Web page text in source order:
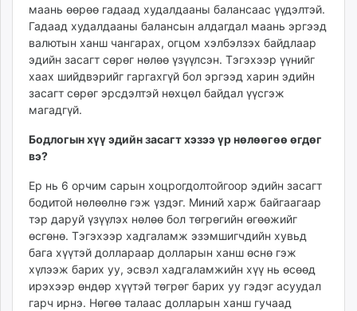
маань өөрөө гадаад худалдааны балансаас үүдэлтэй.
Гадаад худалдааны балансын алдагдал маань эргээд
валютын ханш чангарах, огцом хэлбэлзэх байдлаар
эдийн засагт сөрөг нөлөө үзүүлсэн. Тэгэхээр үүнийг
хаах шийдвэрийг гаргахгүй бол эргээд харин эдийн
засагт сөрөг эрсдэлтэй нөхцөл байдал үүсгэж
магадгүй.
Бодлогын хүү эдийн засагт хэзээ үр нөлөөгөө өгдөг
вэ?
Ер нь 6 орчим сарын хоцрогдолтойгоор эдийн засагт
бодитой нөлөөлнө гэж үздэг. Миний харж байгаагаар
тэр даруй үзүүлэх нөлөө бол төгрөгийн өгөөжийг
өсгөнө. Тэгэхээр хадгаламж эзэмшигчдийн хувьд
бага хүүтэй доллараар долларын ханш өснө гэж
хүлээж барих уу, эсвэл хадгаламжийн хүү нь өсөөд
ирэхээр өндөр хүүтэй төгрөг барих уу гэдэг асуудал
гарч ирнэ. Нөгөө талаас долларын ханш гучаад